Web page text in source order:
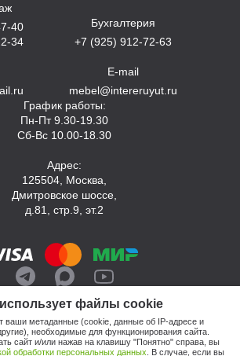
файлы cookie
ваши метаданные (cookie, данные об IP-адресе и
необходимые для функционирования сайта.
сайт и/или нажав на клавишу "Понятно" справа, вы
обработки персональных данных . В случае, если вы
40
34
Бухгалтерия
+7 (925) 912-72-63
E-mail
mebel@intereruyut.ru
График работы:
Пн-Пт 9.30-19.30
Сб-Вс 10.00-18.30
Адрес:
125504, Москва,
Дмитровское шоссе,
д.81, стр.9, эт.2